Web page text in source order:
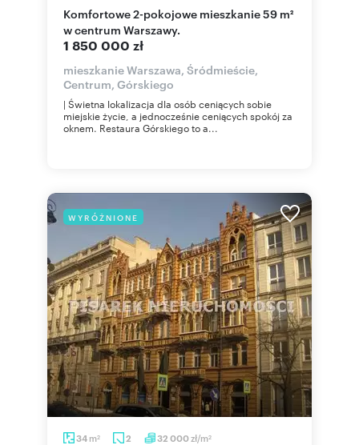
Komfortowe 2-pokojowe mieszkanie 59 m²
w centrum Warszawy.
1 850 000 zł
mieszkanie Warszawa, Śródmieście,
Centrum, Górskiego
| Świetna lokalizacja dla osób ceniących sobie
miejskie życie, a jednocześnie ceniących spokój za
oknem. Restaura Górskiego to a...
WYRÓŻNIONE
34 m2 2 32 000zł/m2